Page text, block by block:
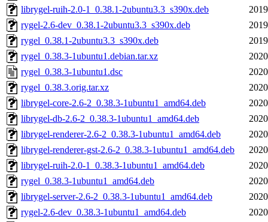
librygel-ruih-2.0-1_0.38.1-2ubuntu3.3_s390x.deb
rygel-2.6-dev_0.38.1-2ubuntu3.3_s390x.deb
rygel_0.38.1-2ubuntu3.3_s390x.deb
rygel_0.38.3-1ubuntu1.debian.tar.xz
rygel_0.38.3-1ubuntu1.dsc
rygel_0.38.3.orig.tar.xz
librygel-core-2.6-2_0.38.3-1ubuntu1_amd64.deb
librygel-db-2.6-2_0.38.3-1ubuntu1_amd64.deb
librygel-renderer-2.6-2_0.38.3-1ubuntu1_amd64.deb
librygel-renderer-gst-2.6-2_0.38.3-1ubuntu1_amd64.deb
librygel-ruih-2.0-1_0.38.3-1ubuntu1_amd64.deb
rygel_0.38.3-1ubuntu1_amd64.deb
librygel-server-2.6-2_0.38.3-1ubuntu1_amd64.deb
rygel-2.6-dev_0.38.3-1ubuntu1_amd64.deb